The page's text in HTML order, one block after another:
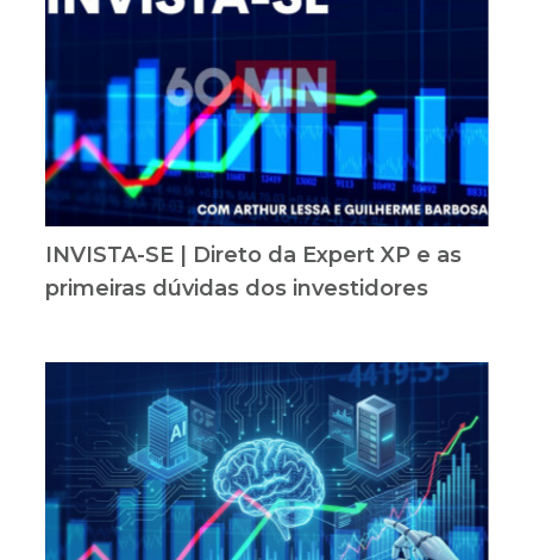
INVISTA-SE | Direto da Expert XP e as
primeiras dúvidas dos investidores